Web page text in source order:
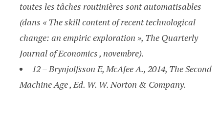
toutes les tâches routinières sont automatisables
(dans « The skill content of recent technological
change: an empiric exploration », The Quarterly
Journal of Economics , novembre).
12 – Brynjolfsson E, McAfee A., 2014, The Second
Machine Age , Ed. W. W. Norton & Company.